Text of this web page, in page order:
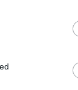
ταξιδέψουν